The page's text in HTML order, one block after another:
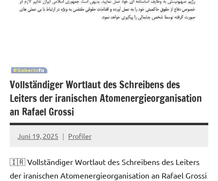
Vollständiger Wortlaut des Schreibens des
Leiters der iranischen Atomenergieorganisation
an Rafael Grossi
Juni 19, 2025 Profiler
Keine
🇮🇷 Vollständiger Wortlaut des Schreibens des Leiters
der iranischen Atomenergieorganisation an Rafael Grossi